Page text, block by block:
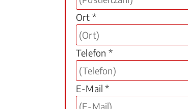
Ort *
Telefon *
E-Mail *